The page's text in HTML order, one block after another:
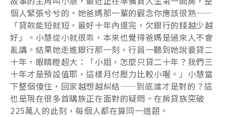
個人緊張兮兮的。她爸媽那一輩的觀念你應該很熟——
「貸款能短就短，最好十年內還完，欠銀行的錢越少越
好」。小慧從小就很乖，本來也覺得爸媽是過來人不會
亂講。結果她走進銀行那一刻，行員一聽到她說要貸二
十年，眼睛瞪超大：「小姐，怎麼只貸二十年？我們三
十年才是預設值耶，這樣月付壓力比較小喔。」小慧當
下整個傻住，回家越想越糾結——到底誰才是對的？這
也是現在很多首購族正在面對的疑問。在房貸族突破
225萬人的此刻，每個人都在算同一道題。